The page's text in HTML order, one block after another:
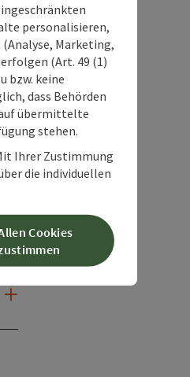
personalisieren,
Marketing,
(Art. 49 (1)
bzw. keine
dass Behörden
übermittelte
stehen.
Ihrer Zustimmung
die individuellen
Cookies